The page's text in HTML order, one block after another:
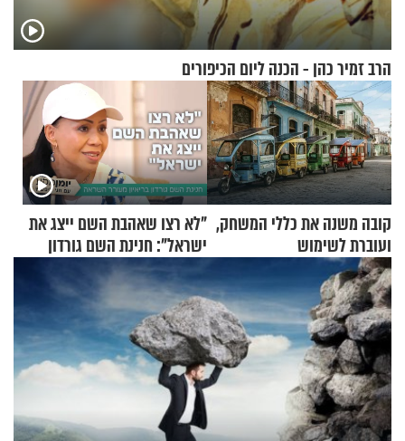
הרב זמיר כהן - הכנה ליום הכיפורים
קובה משנה את כללי המשחק,
ועוברת לשימוש
בתלת־אופנועים סולאריים
"לא רצו שאהבת השם ייצג את
ישראל": חנינת השם גורדון
בריאיון מעורר השראה